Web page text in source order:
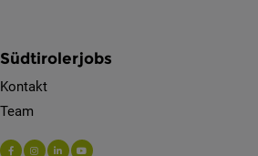
Südtirolerjobs
Kontakt
Team